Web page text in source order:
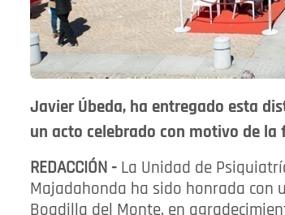
Javier Úbeda, ha entregado esta
un acto celebrado con motivo de la
REDACCIÓN - La Unidad de
Majadahonda ha sido honrada con
Boadilla del Monte, en